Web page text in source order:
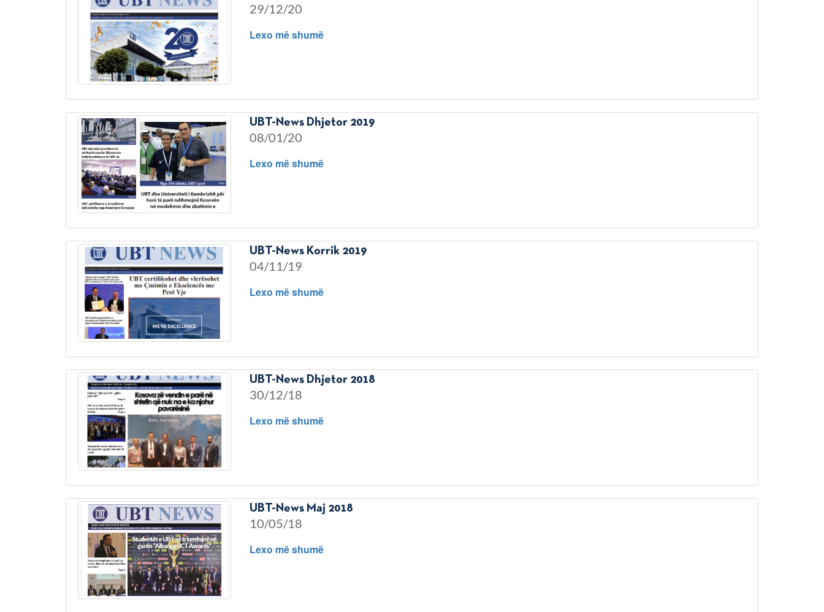
29/12/20
Lexo më shumë
UBT-News Dhjetor 2019
08/01/20
Lexo më shumë
UBT-News Korrik 2019
04/11/19
Lexo më shumë
UBT-News Dhjetor 2018
30/12/18
Lexo më shumë
UBT-News Maj 2018
10/05/18
Lexo më shumë